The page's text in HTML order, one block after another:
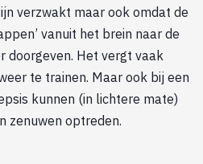
verzwakt maar ook omdat de
vanuit het brein naar de
doorgeven. Het vergt vaak
te trainen. Maar ook bij een
kunnen (in lichtere mate)
zenuwen optreden.